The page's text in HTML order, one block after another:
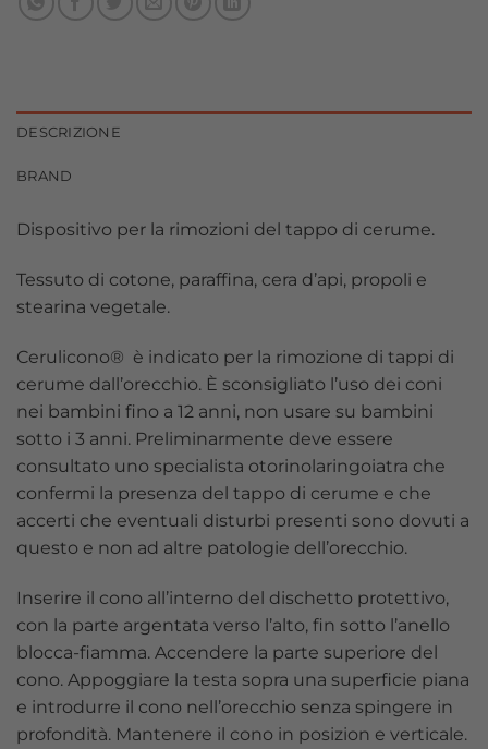
DESCRIZIONE
BRAND
Dispositivo per la rimozioni del tappo di cerume.
Tessuto di cotone, paraffina, cera d’api, propoli e
stearina vegetale.
Cerulicono® è indicato per la rimozione di tappi di
cerume dall’orecchio. È sconsigliato l’uso dei coni
nei bambini fino a 12 anni, non usare su bambini
sotto i 3 anni. Preliminarmente deve essere
consultato uno specialista otorinolaringoiatra che
confermi la presenza del tappo di cerume e che
accerti che eventuali disturbi presenti sono dovuti a
questo e non ad altre patologie dell’orecchio.
Inserire il cono all’interno del dischetto protettivo,
con la parte argentata verso l’alto, fin sotto l’anello
blocca-fiamma. Accendere la parte superiore del
cono. Appoggiare la testa sopra una superficie piana
e introdurre il cono nell’orecchio senza spingere in
profondità. Mantenere il cono in posizion e verticale.